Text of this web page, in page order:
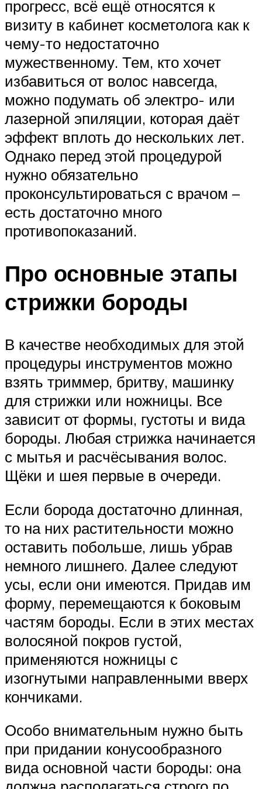
прогресс, всё ещё относятся к
визиту в кабинет косметолога как к
чему-то недостаточно
мужественному. Тем, кто хочет
избавиться от волос навсегда,
можно подумать об электро- или
лазерной эпиляции, которая даёт
эффект вплоть до нескольких лет.
Однако перед этой процедурой
нужно обязательно
проконсультироваться с врачом –
есть достаточно много
противопоказаний.
Про основные этапы
стрижки бороды
В качестве необходимых для этой
процедуры инструментов можно
взять триммер, бритву, машинку
для стрижки или ножницы. Все
зависит от формы, густоты и вида
бороды. Любая стрижка начинается
с мытья и расчёсывания волос.
Щёки и шея первые в очереди.
Если борода достаточно длинная,
то на них растительности можно
оставить побольше, лишь убрав
немного лишнего. Далее следуют
усы, если они имеются. Придав им
форму, перемещаются к боковым
частям бороды. Если в этих местах
волосяной покров густой,
применяются ножницы с
изогнутыми направленными вверх
кончиками.
Особо внимательным нужно быть
при придании конусообразного
вида основной части бороды: она